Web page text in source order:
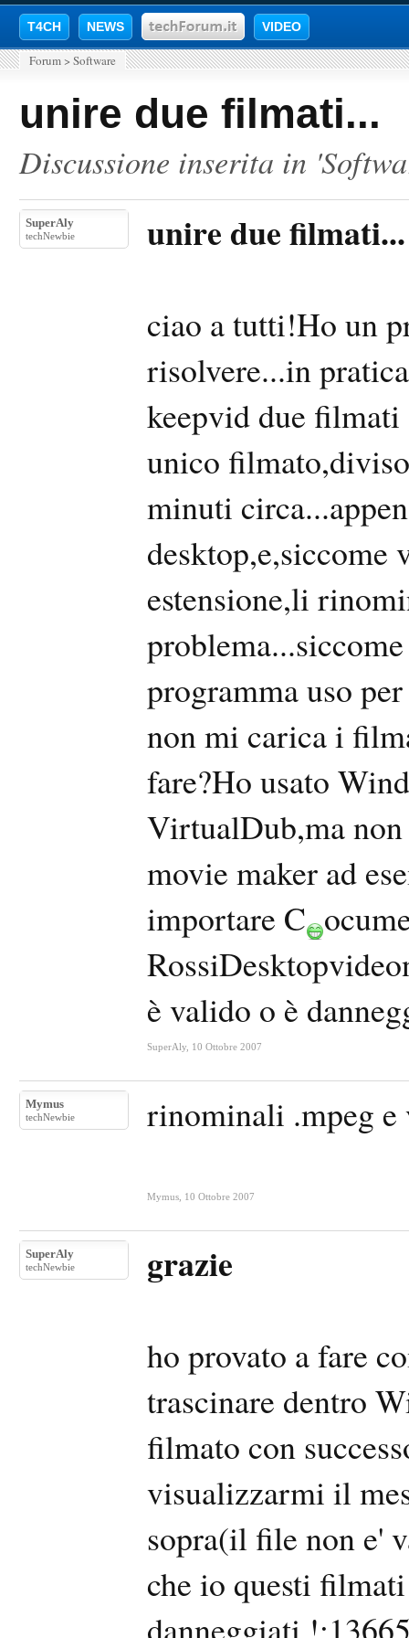
T4CH NEWS VIDEO
Forum > Software
unire due filmati...
Discussione inserita in '
SuperAly
techNewbie unire due filmati...
ciao a tutti!Ho un
risolvere...in
keepvid due filmati
unico
minuti
desktop,e,siccome
estensione,li
programma uso
non mi carica i
fare?Ho usato
VirtualDub,ma
movie maker ad
importare C
è valido o è
SuperAly 10 Ottobre 2007
Mymus
techNewbie rinominali .mpeg
Mymus 10 Ottobre 2007
SuperAly
techNewbie grazie
ho provato a fare
trascinare dentro
filmato con
visualizzarmi il
sopra(il file non e'
che io questi
danneggiati